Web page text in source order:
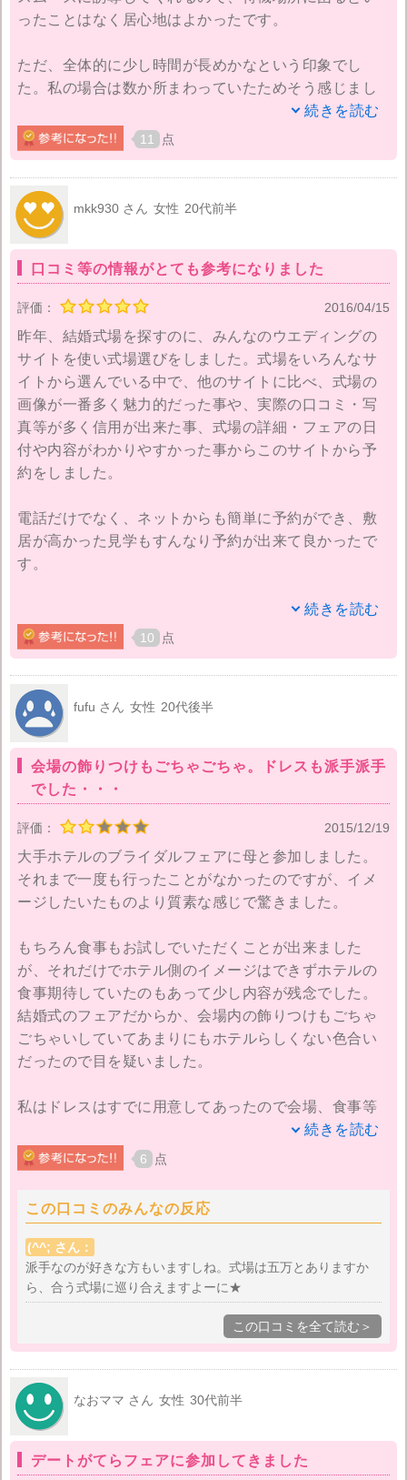
度見たら忘れられません。またお料理もどれも美味し
見学後は、無理に契約を渋られることもなく、「また
宜しければぜひ」という感じで帰して頂きました。で
も帰りの車で彼と「この会場以外に良いところはな
い！」と話し、翌日に成約したいとお電話し、そこで
無事挙式、披露宴を終えられました。
サイトにお料理が美味しい！豪華な結婚式ならここ！
と書いていたのですが、正にその通りでした。
ては本当に個人差がとてもあるものなのであまり参考
にはしない方がいいと思います。
また口コミは良いものだけでなく、悪いものもしっか
り見た方がいいと思います。
別の式場の口コミで「なかなか飲み物を持ってきてく
れなかった」「スタッフの対応がイマイチ」というも
時にはそうならないように事前にお話させて頂き、と
ても良い対応をして頂けました。
んありますが、良いと思ったところは口コミだけでも
チェックしておくと良いと思います。
またサイトに載っている写真はとても綺麗に撮られて
いるので、実物を見てがっかりすることも他の式場で
はありました。写真はあくまでイメージだと思ってお
くと良いと思います。
ったことはなく居心地はよかったです。
ただ、全体的に少し時間が長めかなという印象でし
た。私の場合は数か所まわっていたためそう感じまし
たが、はじめて訪れる方にとっては問題ないかもしれ
ません。見学回数が限られていて、1回でしっかり内容
を把握したい、見比べたい、プランを参考にしたいと
いう方にもお勧めできます。
短時間でササッと見ておきたいという人にっては★３
つ、初めての方やじっくり見たい人は★５つといった
とことでしょうか。いいと思ったものは写真に収めて
ですよ。後でわかるように、フォルダわけしておくと
どのフェアの写真か分かってお勧めです。
続きを読む
11 点
mkk930 さん 女性 20代前半
口コミ等の情報がとても参考になりました
評価： 2016/04/15
昨年、結婚式場を探すのに、みんなのウエディングの
サイトを使い式場選びをしました。式場をいろんなサ
イトから選んでいる中で、他のサイトに比べ、式場の
画像が一番多く魅力的だった事や、実際の口コミ・写
真等が多く信用が出来た事、式場の詳細・フェアの日
付や内容がわかりやすかった事からこのサイトから予
約をしました。
電話だけでなく、ネットからも簡単に予約ができ、敷
居が高かった見学もすんなり予約が出来て良かったで
す。
見学当日は式場の案内等をしてもらい、実際に挙式会
場・披露宴会場が見られたり、式で出る食事のコース
を無料で頂き、見積もりを出して頂きました。
当日も式が行われている中、うまく全ての会場が見ら
れる様に時間のスケジュールを組んで頂き、式場全て
を見る事が出来ました。どんな質問にも答えてくれた
り、とても落ち着いていて、徹底された接客等、スタ
ッフの対応がとてもよかったです。式場の雰囲気も衣
みんなのウエディングでは、見積もり金額や最終的に
かかった金額等も見れるので、見学時に貰った見積も
りと比較する事が出来、とても参考になりました。１
に納得が出来た為、契約をし式場を決める事が出来ま
した。
みんなのウエディングは情報満載ですが、情報がまと
められている為見やすいです。また特典もあり、私の
見に行った式場では「みんなのウエディングを見て」
個人的にこのサイトを使ってみて、情報が多く見やす
かった事、予約のしやすさ、口コミ・写真の多さ、そ
とてもよかったと思います。
続きを読む
10 点
fufu さん 女性 20代後半
会場の飾りつけもごちゃごちゃ。ドレスも派手派手
でした・・・
評価： 2015/12/19
大手ホテルのブライダルフェアに母と参加しました。
それまで一度も行ったことがなかったのですが、イメ
ージしたいたものより質素な感じで驚きました。
もちろん食事もお試しでいただくことが出来ました
が、それだけでホテル側のイメージはできずホテルの
食事期待していたのもあって少し内容が残念でした。
結婚式のフェアだからか、会場内の飾りつけもごちゃ
ごちゃいしていてあまりにもホテルらしくない色合い
だったので目を疑いました。
私はドレスはすでに用意してあったので会場、食事等
メインで見に行ってたのですが、３組の衣装を着たモ
デルさんが登場し、ドレスのイメージもあまりにも派
手派手しく全くといって好みでないものだったのでシ
ョックでした。和装特別綺麗で参考にさせてもらいま
したが、最近の流行りなのかとてもドレスのデザイン
は納得できなかったです。
周りはカップルで来られている方ばかりでしたが、ド
レスなどを選ぶ際には女性同士で行く方がよりイメー
ジができやすい気がします。男性の姿をみていると退
屈してるような方が沢山おられました。母と参加しま
したが、食事など内容をしっかり見ることができて良
かったです。
続きを読む
6 点
この口コミのみんなの反応
(^^; さん：
派手なのが好きな方もいますしね。式場は五万とありますか
ら、合う式場に巡り合えますよーに★
この口コミを全て読む＞
なおママ さん 女性 30代前半
デートがてらフェアに参加してきました